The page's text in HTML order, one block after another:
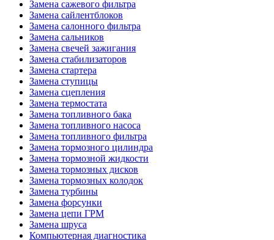
Замена сажевого фильтра
Замена сайлентблоков
Замена салонного фильтра
Замена сальников
Замена свечей зажигания
Замена стабилизаторов
Замена стартера
Замена ступицы
Замена сцепления
Замена термостата
Замена топливного бака
Замена топливного насоса
Замена топливного фильтра
Замена тормозного цилиндра
Замена тормозной жидкости
Замена тормозных дисков
Замена тормозных колодок
Замена турбины
Замена форсунки
Замена цепи ГРМ
Замена шруса
Компьютерная диагностика